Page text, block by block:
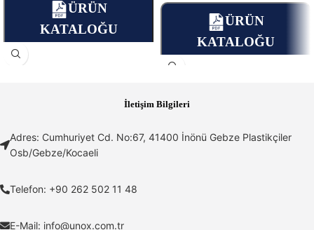
ÜRÜN
KATALOĞU
ÜRÜN
KATALOĞU
Online Sipariş Ver
İletişim Bilgileri
Adres: Cumhuriyet Cd. No:67, 41400 İnönü Gebze Plastikçiler
Osb/Gebze/Kocaeli
Telefon: +90 262 502 11 48
E-Mail: info@unox.com.tr